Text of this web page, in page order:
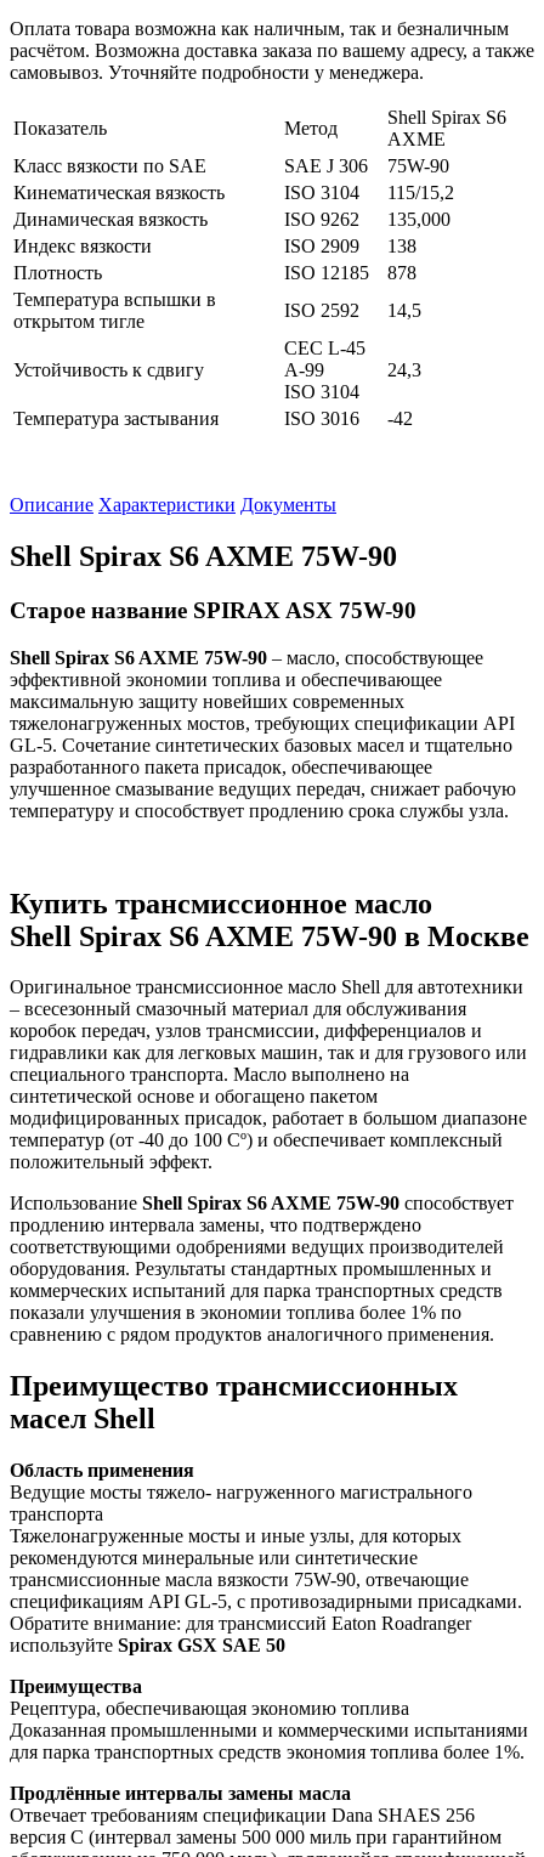
Оплата товара возможна как наличным, так и безналичным
расчётом. Возможна доставка заказа по вашему адресу, а также
самовывоз. Уточняйте подробности у менеджера.
Показатель Метод
Shell Spirax S6
AXME
Класс вязкости по SAE
SAE J 306
75W-90
Кинематическая вязкость
ISO 3104
115/15,2
Динамическая вязкость
ISO 9262
135,000
Индекс вязкости
ISO 2909
138
Плотность
ISO 12185
878
Температура вспышки в
открытом тигле
ISO 2592 14,5
Устойчивость к сдвигу
CEC L-45
A-99
ISO 3104
24,3
Температура застывания ISO 3016 -42
Описание Характеристики Документы
Shell Spirax S6 AXME 75W-90
Старое название SPIRAX ASX 75W-90
Shell Spirax S6 AXME 75W-90 – масло, способствующее
эффективной экономии топлива и обеспечивающее
максимальную защиту новейших современных
тяжелонагруженных мостов, требующих спецификации API
GL-5. Сочетание синтетических базовых масел и тщательно
разработанного пакета присадок, обеспечивающее
улучшенное смазывание ведущих передач, снижает рабочую
температуру и способствует продлению срока службы узла.
Купить трансмиссионное масло
Shell Spirax S6 AXME 75W-90 в Москве
Оригинальное трансмиссионное масло Shell для автотехники
– всесезонный смазочный материал для обслуживания
коробок передач, узлов трансмиссии, дифференциалов и
гидравлики как для легковых машин, так и для грузового или
специального транспорта. Масло выполнено на
синтетической основе и обогащено пакетом
модифицированных присадок, работает в большом диапазоне
температур (от -40 до 100 Сº) и обеспечивает комплексный
положительный эффект.
Использование Shell Spirax S6AXME 75W-90 способствует
продлению интервала замены, что подтверждено
соответствующими одобрениями ведущих производителей
оборудования. Результаты стандартных промышленных и
коммерческих испытаний для парка транспортных средств
показали улучшения в экономии топлива более 1% по
сравнению с рядом продуктов аналогичного применения.
Преимущество трансмиссионных
масел Shell
Область применения
Ведущие мосты тяжело- нагруженного магистрального
транспорта
Тяжелонагруженные мосты и иные узлы, для которых
рекомендуются минеральные или синтетические
трансмиссионные масла вязкости 75W-90, отвечающие
спецификациям API GL-5, с противозадирными присадками.
Обратите внимание: для трансмиссий Eaton Roadranger
используйте Spirax GSX SAE 50
Преимущества
Рецептура, обеспечивающая экономию топлива
Доказанная промышленными и коммерческими испытаниями
для парка транспортных средств экономия топлива более 1%.
Продлённые интервалы замены масла
Отвечает требованиям спецификации Dana SHAES 256
версия С (интервал замены 500 000 миль при гарантийном